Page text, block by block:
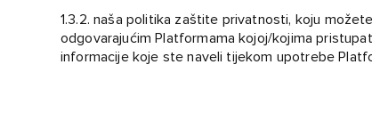
1.3.2. naša politika zaštite privatnosti, koju
odgovarajućim Platformama kojoj/kojima
informacije koje ste naveli tijekom upotrebe